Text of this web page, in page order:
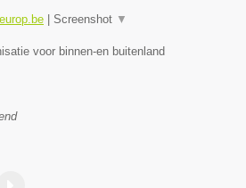
Screenshot ▼
voor binnen-en buitenland